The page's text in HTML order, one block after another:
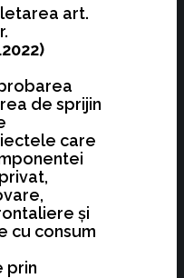
art.
de sprijin
care
şi
cu consum
prin